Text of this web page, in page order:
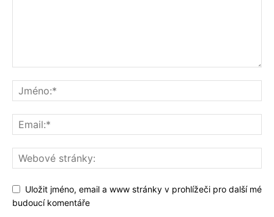
Uložit jméno, email a www stránky v prohlížeči pro další mé
budoucí komentáře